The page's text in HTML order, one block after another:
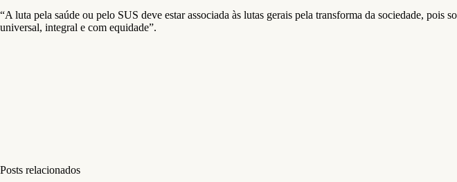
“A luta pela saúde ou pelo SUS deve estar associada às lutas gerais pela transforma da sociedade, pois
universal, integral e com equidade”.
Posts relacionados